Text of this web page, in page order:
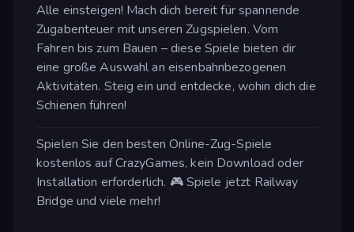
Alle einsteigen! Mach dich bereit für spannende
Zugabenteuer mit unseren Zugspielen. Vom
Fahren bis zum Bauen – diese Spiele bieten dir
eine große Auswahl an eisenbahnbezogenen
Aktivitäten. Steig ein und entdecke, wohin dich die
Schienen führen!
Spielen Sie den besten Online-Zug-Spiele
kostenlos auf CrazyGames, kein Download oder
Installation erforderlich. 🎮 Spiele jetzt Railway
Bridge und viele mehr!